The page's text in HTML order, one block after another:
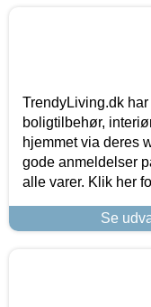
TrendyLiving.dk
boligtilbehør,
hjemmet via deres
gode anmeldelser
alle varer. Klik her
Se